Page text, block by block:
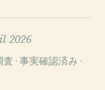
2026
· 事実確認済み ·